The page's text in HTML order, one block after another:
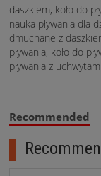
daszkiem, koło do
nauka pływania dla
dmuchane z
pływania, koło do
pływania z
Recommended